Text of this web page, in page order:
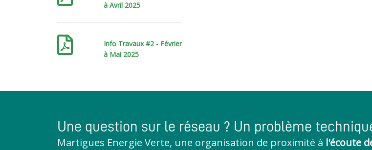
à Avril 2025
Info Travaux #2 - Février
à Mai 2025
Une question sur le réseau ? Un problème
Martigues Energie Verte, une organisation de proximité à l'écoute